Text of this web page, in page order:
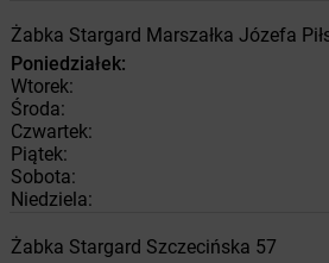
Żabka Stargard Marszałka Józefa
Poniedziałek:
Wtorek:
Środa:
Czwartek:
Piątek:
Sobota:
Niedziela:
Żabka Stargard Szczecińska 57